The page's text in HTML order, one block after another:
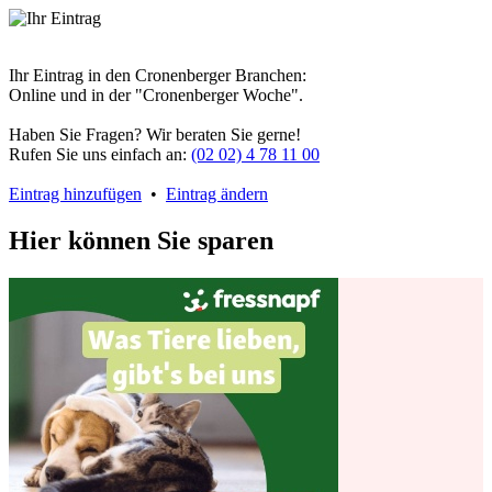
Ihr Eintrag in den Cronenberger Branchen:
Online und in der "Cronenberger Woche".
Haben Sie Fragen? Wir beraten Sie gerne!
Rufen Sie uns einfach an: (02 02) 4 78 11 00
Eintrag hinzufügen • Eintrag ändern
Hier können Sie sparen